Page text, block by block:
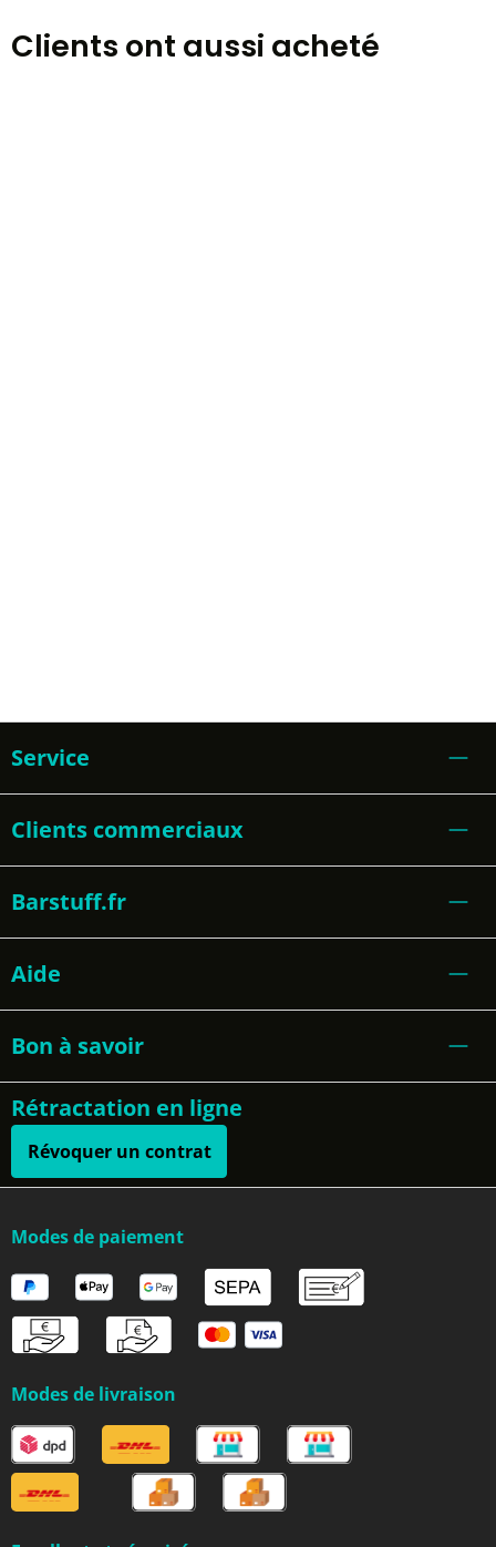
Clients ont aussi acheté
Service
Clients commerciaux
Barstuff.fr
Aide
Bon à savoir
Rétractation en ligne
Révoquer un contrat
Modes de paiement
Modes de livraison